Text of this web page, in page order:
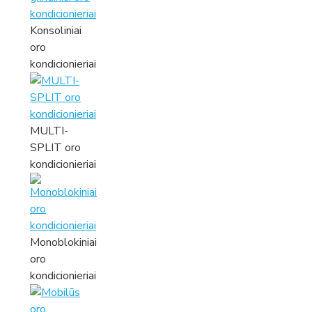
Konsoliniai
oro
kondicionieriai
MULTI-
SPLIT oro
kondicionieriai
Monoblokiniai
oro
kondicionieriai